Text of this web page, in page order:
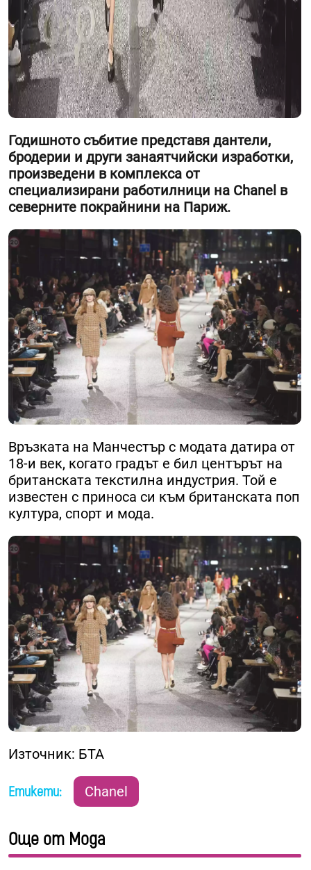
Годишното събитие представя дантели,
бродерии и други занаятчийски изработки,
произведени в комплекса от
специализирани работилници на Chanel в
северните покрайнини на Париж.
Връзката на Манчестър с модата датира от
18-и век, когато градът е бил центърът на
британската текстилна индустрия. Той е
известен с приноса си към британската поп
култура, спорт и мода.
Източник: БТА
Етикети: Chanel
Още от Мода